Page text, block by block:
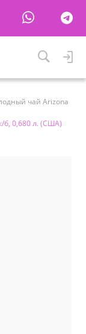
чай Arizona
б, 0,680 л. (США)